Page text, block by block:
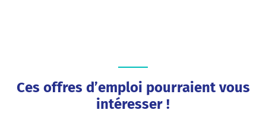
Ces offres d’emploi pourraient vous
intéresser !